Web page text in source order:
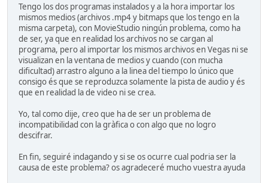
Tengo los dos programas instalados y a la hora importar los
mismos medios (archivos .mp4 y bitmaps que los tengo en la
misma carpeta), con MovieStudio ningún problema, como ha
de ser, ya que en realidad los archivos no se cargan al
programa, pero al importar los mismos archivos en Vegas ni se
visualizan en la ventana de medios y cuando (con mucha
dificultad) arrastro alguno a la linea del tiempo lo único que
consigo és que se reproduzca solamente la pista de audio y és
que en realidad la de video ni se crea.
Yo, tal como dije, creo que ha de ser un problema de
incompatibilidad con la gràfica o con algo que no logro
descifrar.
En fin, seguiré indagando y si se os ocurre cual podria ser la
causa de este problema? os agradeceré mucho vuestra ayuda